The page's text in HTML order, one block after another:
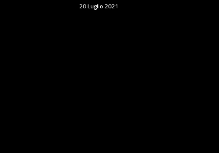
20 Luglio 2021